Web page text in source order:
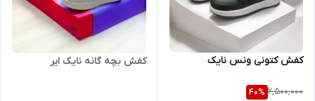
کفش کتونی ونس نایک
2,500,000
40%
کفش بچه گانه نایک ایر